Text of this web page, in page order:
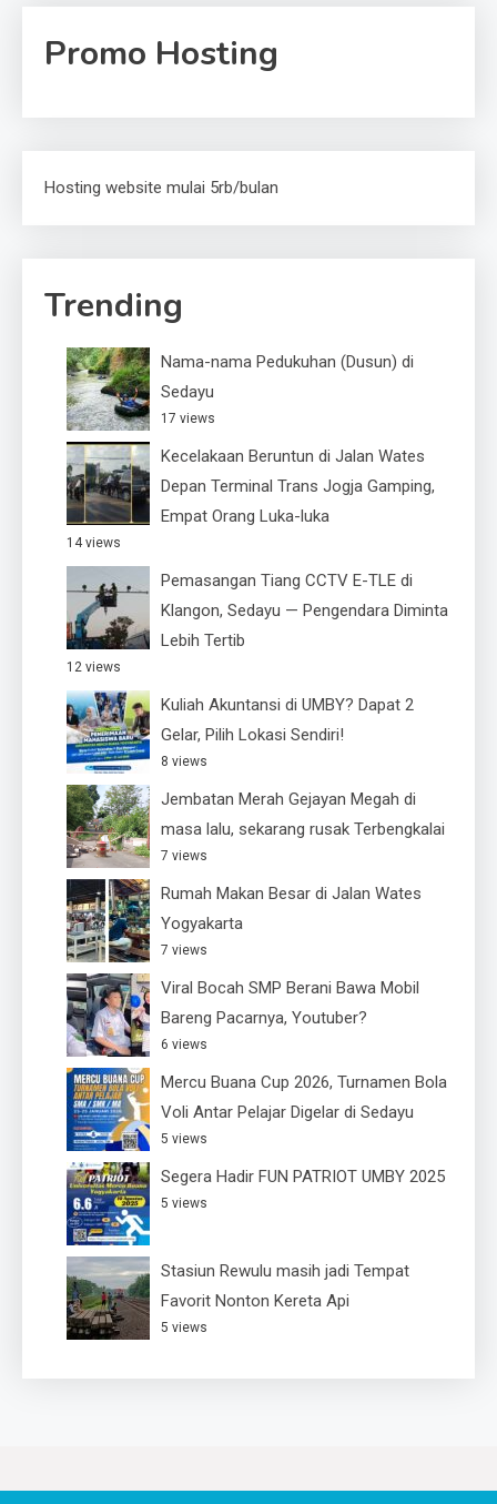
Promo Hosting
Hosting website mulai 5rb/bulan
Trending
Nama-nama Pedukuhan (Dusun) di
Sedayu
17 views
Kecelakaan Beruntun di Jalan Wates
Depan Terminal Trans Jogja Gamping,
Empat Orang Luka-luka
14 views
Pemasangan Tiang CCTV E-TLE di
Klangon, Sedayu — Pengendara Diminta
Lebih Tertib
12 views
Kuliah Akuntansi di UMBY? Dapat 2
Gelar, Pilih Lokasi Sendiri!
8 views
Jembatan Merah Gejayan Megah di
masa lalu, sekarang rusak Terbengkalai
7 views
Rumah Makan Besar di Jalan Wates
Yogyakarta
7 views
Viral Bocah SMP Berani Bawa Mobil
Bareng Pacarnya, Youtuber?
6 views
Mercu Buana Cup 2026, Turnamen Bola
Voli Antar Pelajar Digelar di Sedayu
5 views
Segera Hadir FUN PATRIOT UMBY 2025
5 views
Stasiun Rewulu masih jadi Tempat
Favorit Nonton Kereta Api
5 views